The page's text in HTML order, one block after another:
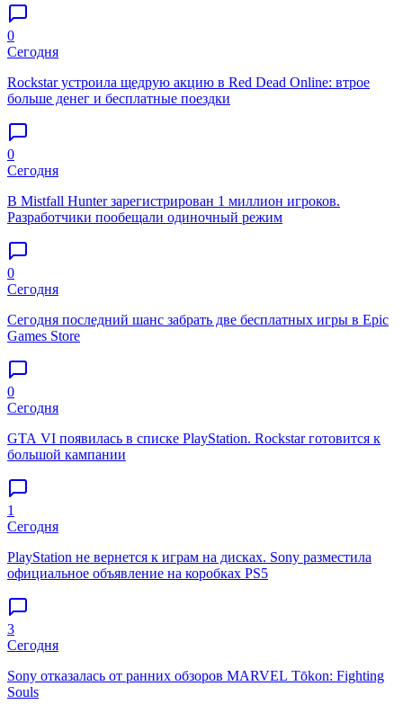
0
Сегодня
Rockstar устроила щедрую акцию в Red Dead Online: втрое
больше денег и бесплатные поездки
0
Сегодня
В Mistfall Hunter зарегистрирован 1 миллион игроков.
Разработчики пообещали одиночный режим
0
Сегодня
Сегодня последний шанс забрать две бесплатных игры в Epic
Games Store
0
Сегодня
GTA VI появилась в списке PlayStation. Rockstar готовится к
большой кампании
1
Сегодня
PlayStation не вернется к играм на дисках. Sony разместила
официальное объявление на коробках PS5
3
Сегодня
Sony отказалась от ранних обзоров MARVEL Tōkon: Fighting
Souls